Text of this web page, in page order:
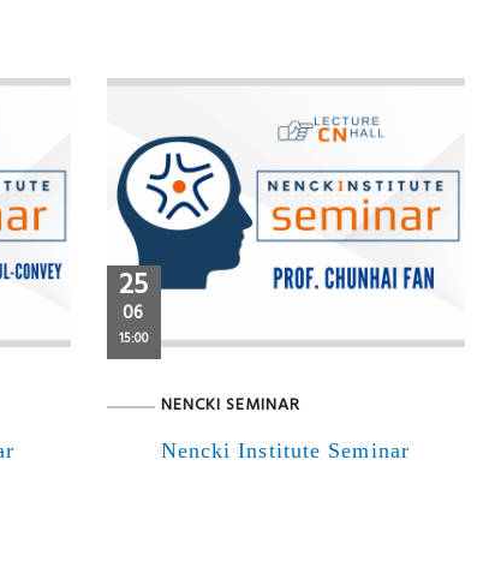
25
06
15:00
NENCKI SEMINAR
Nencki Institute Seminar